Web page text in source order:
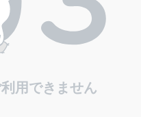
用できません